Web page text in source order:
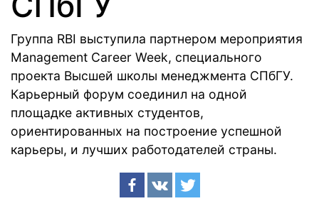
Группа RBI выступила партнером мероприятия
Management Career Week, специального
проекта Высшей школы менеджмента СПбГУ.
Карьерный форум соединил на одной
площадке активных студентов,
ориентированных на построение успешной
карьеры, и лучших работодателей страны.